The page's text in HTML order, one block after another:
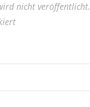
nicht veröffentlicht.